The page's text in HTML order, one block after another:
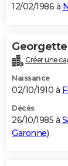
12/02/1986 à
Georgette
Créer une
Naissance
02/10/1910 à
Décès
26/10/1985 à
Garonne)